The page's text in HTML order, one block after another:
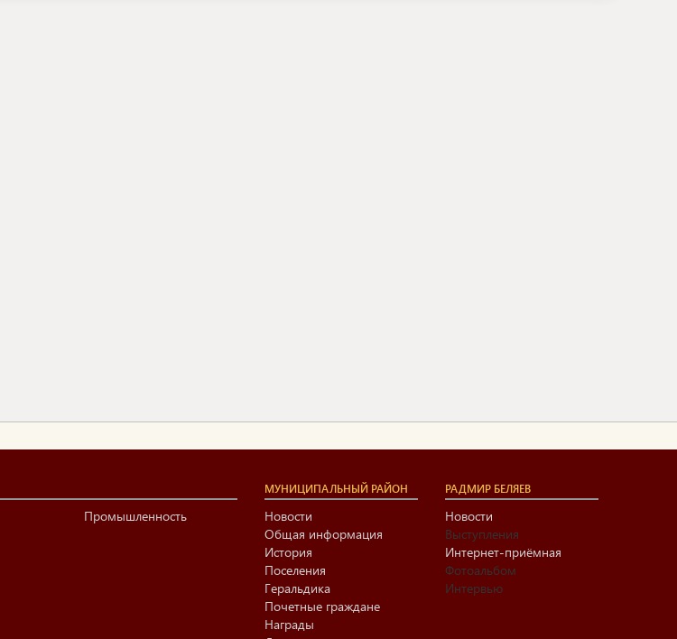
Промышленность
МУНИЦИПАЛЬНЫЙ РАЙОН
Новости
Общая информация
История
Поселения
Геральдика
Почетные граждане
Награды
РАДМИР БЕЛЯЕВ
Новости
Выступления
Интернет-приёмная
Фотоальбом
Интервью